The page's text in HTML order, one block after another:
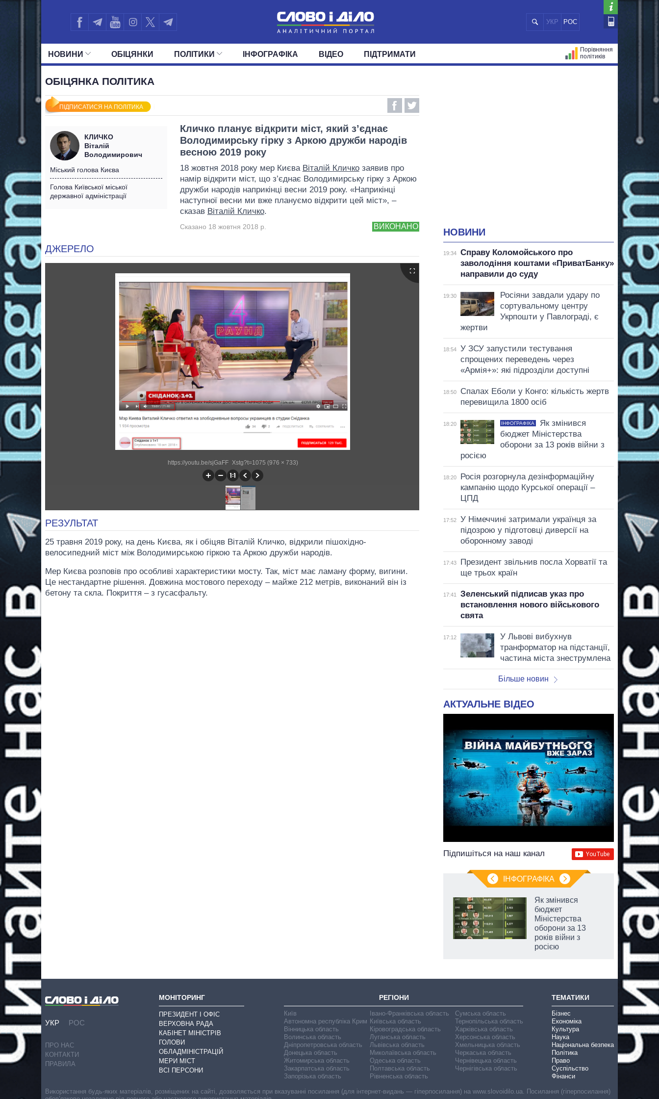
УКР РОС
НОВИНИ
СВІТ
ОБIЦЯНКИ ПОЛIТИКИ
ОКРУГИ
ІНФОГРАФІКА ВІДЕО ПІДТРИМАТИ
Порівняння
політиків
ОБІЦЯНКА ПОЛІТИКА
ПІДПИСАТИСЯ НА ПОЛІТИКА
КЛИЧКО
Віталій
Володимирович
Міський голова Києва
Голова Київської міської
державної адміністрації
Кличко планує відкрити міст, який з’єднає
Володимирську гірку з Аркою дружби народів
весною 2019 року
18 жовтня 2018 року мер Києва Віталій Кличкозаявив про
намір відкрити міст, що з’єднає Володимирську гірку з Аркою
дружби народів наприкінці весни 2019 року. «Наприкінці
наступної весни ми вже плануємо відкрити цей міст», –
сказав Віталій Кличко.
ВИКОНАНО
Сказано 18 жовтня 2018 р.
ДЖЕРЕЛО
https://youtu.be/sjGaFF_Xstg?t=1075 (976 × 733)
РЕЗУЛЬТАТ
25 травня 2019 року, на день Києва, як і обіцяв Віталій Кличко, відкрили пішохідно-
велосипедний міст між Володимирською гіркою та Аркою дружби народів.
Мер Києва розповів про особливі характеристики мосту. Так, міст має ламану форму, вигини.
Це нестандартне рішення. Довжина мостового переходу – майже 212 метрів, виконаний він із
бетону та скла. Покриття – з гусасфальту.
НОВИНИ
19:34
Справу Коломойського про
заволодіння коштами «ПриватБанку»
направили до суду
19:30
Росіяни завдали удару по
сортувальному центру
Укрпошти у Павлограді, є
жертви
18:54
У ЗСУ запустили тестування
спрощених переведень через
«Армія+»: які підрозділи доступні
18:50
Спалах Еболи у Конго: кількість жертв
перевищила 1800 осіб
18:20 ІНФОГРАФІКА
Як змінився
бюджет Міністерства
оборони за 13 років війни з
росією
18:20
Росія розгорнула дезінформаційну
кампанію щодо Курської операції –
ЦПД
17:52
У Німеччині затримали українця за
підозрою у підготовці диверсії на
оборонному заводі
17:43
Президент звільнив посла Хорватії та
ще трьох країн
17:41
Зеленський підписав указ про
встановлення нового військового
свята
17:12
У Львові вибухнув
транформатор на підстанції,
частина міста знеструмлена
Більше новин
АКТУАЛЬНЕ ВІДЕО
Підпишіться на наш канал
ІНФОГРАФІКА
Як змінився
бюджет
Міністерства
оборони за 13
років війни з
росією
УКР РОС
ПРО НАС
КОНТАКТИ
ПРАВИЛА
МОНІТОРИНГ
ПРЕЗИДЕНТ І ОФІС
ВЕРХОВНА РАДА
КАБІНЕТ МІНІСТРІВ
ГОЛОВИ
ОБЛАДМІНІСТРАЦІЙ
МЕРИ МІСТ
ВСІ ПЕРСОНИ
РЕГІОНИ
Київ
Автономна республіка Крим
Вінницька область
Волинська область
Дніпропетровська область
Донецька область
Житомирська область
Закарпатська область
Запорізька область
Івано-Франківська область
Київська область
Кіровоградська область
Луганська область
Львівська область
Миколаївська область
Одеська область
Полтавська область
Рівненська область
Сумська область
Тернопільська область
Харківська область
Херсонська область
Хмельницька область
Черкаська область
Чернівецька область
Чернігівська область
ТЕМАТИКИ
Бізнес
Економіка
Культура
Наука
Національна безпека
Політика
Право
Суспільство
Фінанси
Використання будь-яких матеріалів, розміщених на сайті, дозволяється при вказуванні посилання (для інтернет-видань — гіперпосилання) на www.slovoidilo.ua. Посилання (гіперпосилання)